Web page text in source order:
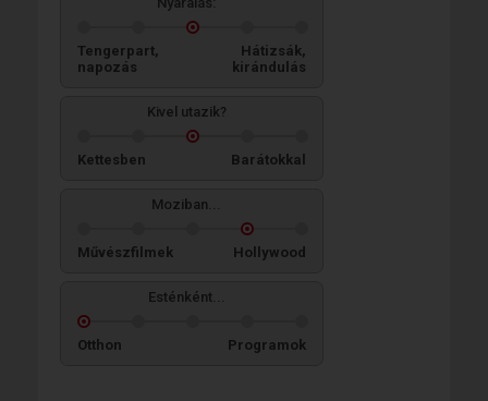
Tengerpart,
napozás
Hátizsák,
kirándulás
Kivel utazik?
Kettesben Barátokkal
Moziban...
Művészfilmek Hollywood
Esténként...
Otthon Programok